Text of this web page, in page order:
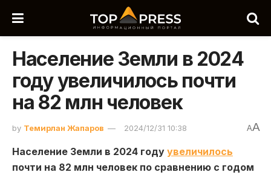
Население Земли в 2024
году увеличилось почти
на 82 млн человек
by Темирлан Жапаров 2024/12/31 10:38 AA
Население Земли в 2024 году увеличилось
почти на 82 млн человек по сравнению с годом